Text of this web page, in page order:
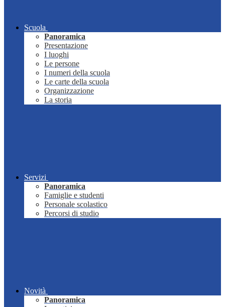
Scuola
Panoramica
Presentazione
I luoghi
Le persone
I numeri della scuola
Le carte della scuola
Organizzazione
La storia
Servizi
Panoramica
Famiglie e studenti
Personale scolastico
Percorsi di studio
Novità
Panoramica